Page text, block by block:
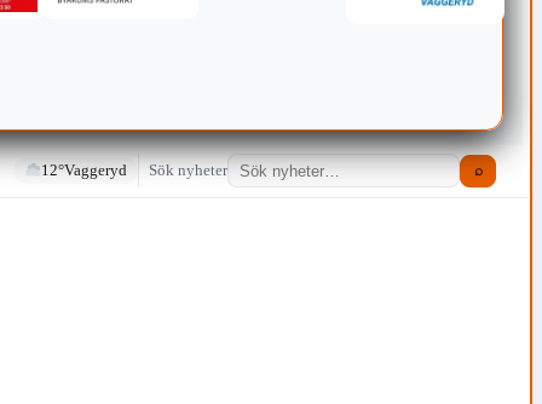
12°Vaggeryd Sök nyheter ⌕